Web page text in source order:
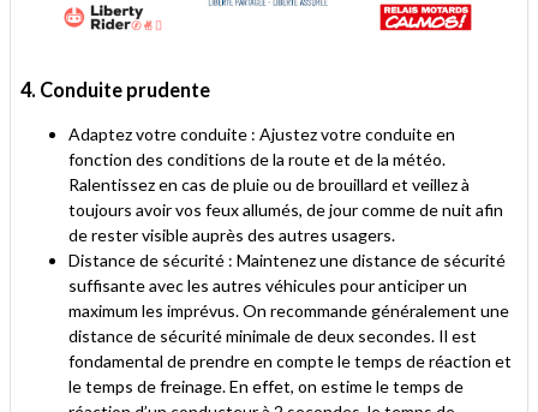
4. Conduite prudente
Adaptez votre conduite : Ajustez votre conduite en
fonction des conditions de la route et de la météo.
Ralentissez en cas de pluie ou de brouillard et veillez à
toujours avoir vos feux allumés, de jour comme de nuit afin
de rester visible auprès des autres usagers.
Distance de sécurité : Maintenez une distance de sécurité
suffisante avec les autres véhicules pour anticiper un
maximum les imprévus. On recommande généralement une
distance de sécurité minimale de deux secondes. Il est
fondamental de prendre en compte le temps de réaction et
le temps de freinage. En effet, on estime le temps de